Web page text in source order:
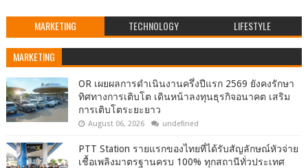
MARKETING TECHNOLOGY LIFESTYLE
MARKETING
OR เผยผลการดำเนินงานครึ่งปีแรก 2569 ยังคงรักษา
ทิศทางการเติบโต เดินหน้าลงทุนธุรกิจอนาคต เสริม
การเติบโตระยะยาว
August 06, 2026 undefined
PTT Station รายแรกของไทยที่ได้รับสัญลักษณ์หัวจ่าย
เชื้อเพลิงมาตรฐานครบ 100% ทุกสถานีทั่วประเทศ